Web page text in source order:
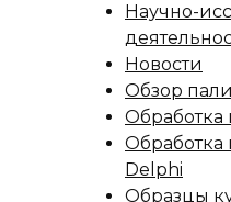
Научно-
Новости
Обзор
Delphi
Образцы